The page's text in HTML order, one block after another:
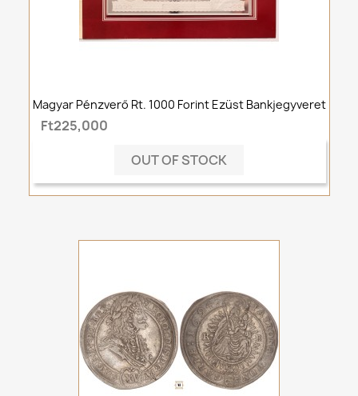
Magyar Pénzverő Rt. 1000 Forint Ezüst Bankjegyveret
Ft225,000
OUT OF STOCK